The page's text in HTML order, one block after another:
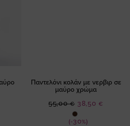
Παντελόνι κολάν με νερβιρ σε
μαύρο χρώμα
(-30%)
Ειδική
Τιμή
38,50 €
55,00 €